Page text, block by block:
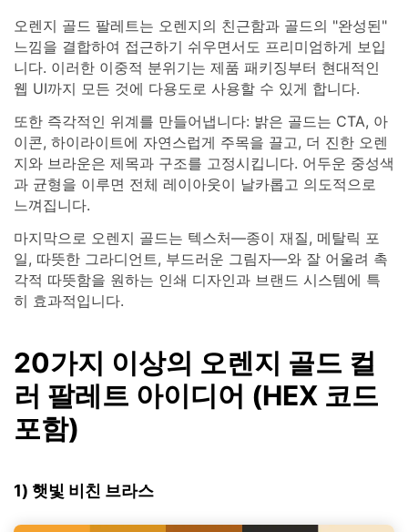
오렌지 골드 팔레트는 오렌지의 친근함과 골드의 "완성된"
느낌을 결합하여 접근하기 쉬우면서도 프리미엄하게 보입
니다. 이러한 이중적 분위기는 제품 패키징부터 현대적인
웹 UI까지 모든 것에 다용도로 사용할 수 있게 합니다.
또한 즉각적인 위계를 만들어냅니다: 밝은 골드는 CTA, 아
이콘, 하이라이트에 자연스럽게 주목을 끌고, 더 진한 오렌
지와 브라운은 제목과 구조를 고정시킵니다. 어두운 중성색
과 균형을 이루면 전체 레이아웃이 날카롭고 의도적으로
느껴집니다.
마지막으로 오렌지 골드는 텍스처—종이 재질, 메탈릭 포
일, 따뜻한 그라디언트, 부드러운 그림자—와 잘 어울려 촉
각적 따뜻함을 원하는 인쇄 디자인과 브랜드 시스템에 특
히 효과적입니다.
20가지 이상의 오렌지 골드 컬
러 팔레트 아이디어 (HEX 코드
포함)
1) 햇빛 비친 브라스